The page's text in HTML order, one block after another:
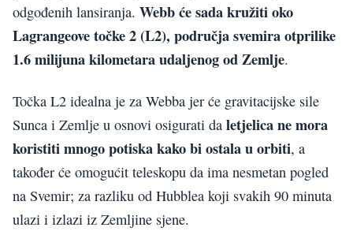
odgođenih lansiranja. Webb će sada kružiti oko
Lagrangeove točke 2 (L2), područja svemira otprilike
1.6 milijuna kilometara udaljenog od Zemlje.
Točka L2 idealna je za Webba jer će gravitacijske sile
Sunca i Zemlje u osnovi osigurati da letjelica ne mora
koristiti mnogo potiska kako bi ostala u orbiti, a
također će omogućit teleskopu da ima nesmetan pogled
na Svemir; za razliku od Hubblea koji svakih 90 minuta
ulazi i izlazi iz Zemljine sjene.